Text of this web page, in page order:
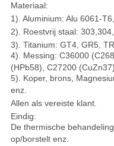
Materiaal:
1). Aluminium: Alu 6061-
2). Roestvrij staal:
3). Titanium: GT4, GR5,
4). Messing: C36000
(HPb58), C27200
5). Koper, brons,
enz.
Allen als vereiste klant.
Eindig:
De thermische
op/borstelt enz.